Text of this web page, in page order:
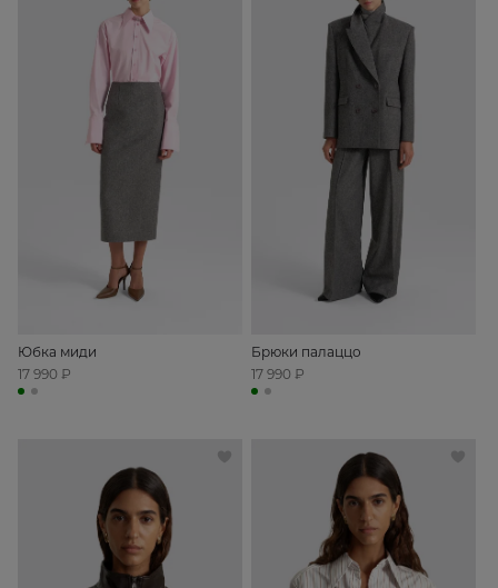
Юбка миди
17 990 ₽
Брюки палаццо
17 990 ₽